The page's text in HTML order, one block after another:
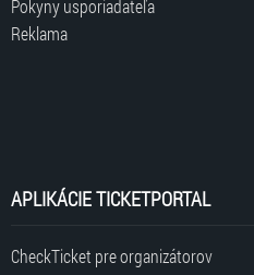
Pokyny usporiadateľa
Reklama
APLIKÁCIE TICKETPORTAL
CheckTicket pre organizátorov